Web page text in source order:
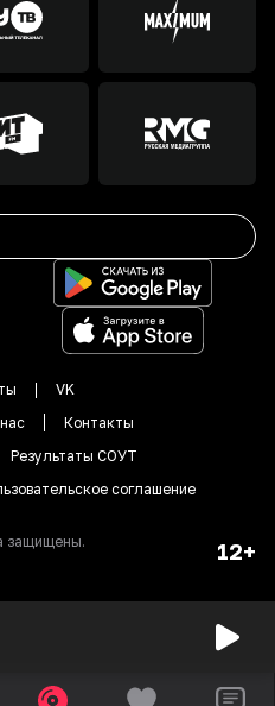
VK
Контакты
Результаты СОУТ
соглашение
защищены. 12+